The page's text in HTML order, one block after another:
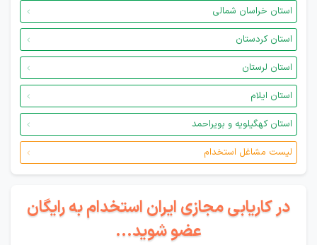
استان خراسان شمالی
استان کردستان
استان لرستان
استان ایلام
استان کهگیلویه و بویراحمد
لیست مشاغل استخدام
در کاریابی مجازی ایران استخدام به رایگان
عضو شوید...